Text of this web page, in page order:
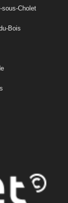
sous-Cholet
Bois